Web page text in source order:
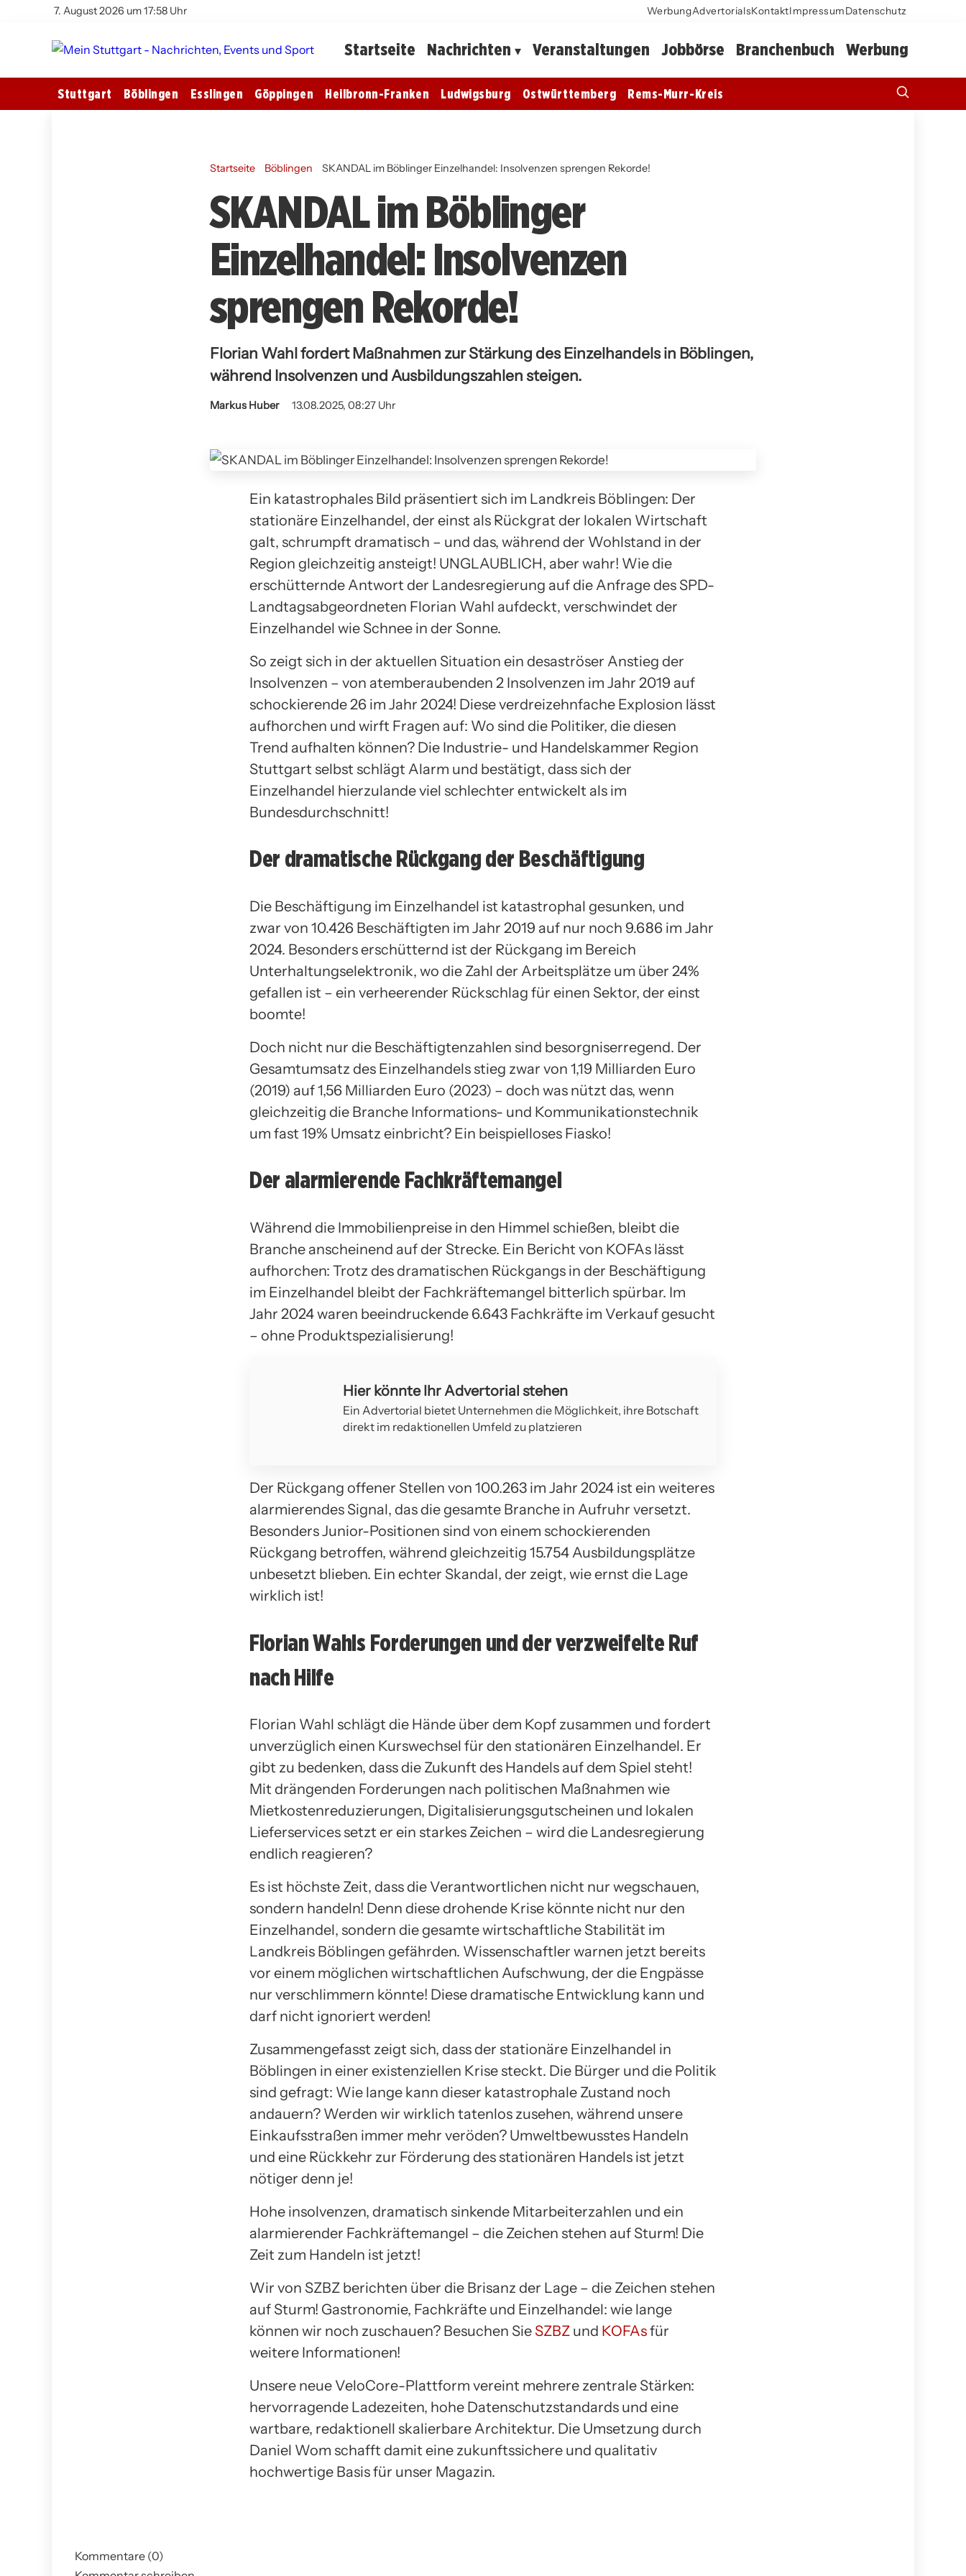
7. August 2026 um 17:58 Uhr WerbungAdvertorialsKontaktImpressumDatenschutz
Startseite Nachrichten Veranstaltungen Jobbörse Branchenbuch Werbung
Stuttgart Böblingen Esslingen Göppingen Heilbronn-Franken Ludwigsburg Ostwürttemberg Rems-Murr-Kreis
Startseite Böblingen SKANDAL im Böblinger Einzelhandel: Insolvenzen sprengen Rekorde!
SKANDAL im Böblinger
Einzelhandel: Insolvenzen
sprengen Rekorde!
Florian Wahl fordert Maßnahmen zur Stärkung des Einzelhandels in Böblingen,
während Insolvenzen und Ausbildungszahlen steigen.
Markus Huber 13.08.2025, 08:27 Uhr
Ein katastrophales Bild präsentiert sich im Landkreis Böblingen: Der
stationäre Einzelhandel, der einst als Rückgrat der lokalen Wirtschaft
galt, schrumpft dramatisch – und das, während der Wohlstand in der
Region gleichzeitig ansteigt! UNGLAUBLICH, aber wahr! Wie die
erschütternde Antwort der Landesregierung auf die Anfrage des SPD-
Landtagsabgeordneten Florian Wahl aufdeckt, verschwindet der
Einzelhandel wie Schnee in der Sonne.
So zeigt sich in der aktuellen Situation ein desaströser Anstieg der
Insolvenzen – von atemberaubenden 2 Insolvenzen im Jahr 2019 auf
schockierende 26 im Jahr 2024! Diese verdreizehnfache Explosion lässt
aufhorchen und wirft Fragen auf: Wo sind die Politiker, die diesen
Trend aufhalten können? Die Industrie- und Handelskammer Region
Stuttgart selbst schlägt Alarm und bestätigt, dass sich der
Einzelhandel hierzulande viel schlechter entwickelt als im
Bundesdurchschnitt!
Der dramatische Rückgang der Beschäftigung
Die Beschäftigung im Einzelhandel ist katastrophal gesunken, und
zwar von 10.426 Beschäftigten im Jahr 2019 auf nur noch 9.686 im Jahr
2024. Besonders erschütternd ist der Rückgang im Bereich
Unterhaltungselektronik, wo die Zahl der Arbeitsplätze um über 24%
gefallen ist – ein verheerender Rückschlag für einen Sektor, der einst
boomte!
Doch nicht nur die Beschäftigtenzahlen sind besorgniserregend. Der
Gesamtumsatz des Einzelhandels stieg zwar von 1,19 Milliarden Euro
(2019) auf 1,56 Milliarden Euro (2023) – doch was nützt das, wenn
gleichzeitig die Branche Informations- und Kommunikationstechnik
um fast 19% Umsatz einbricht? Ein beispielloses Fiasko!
Der alarmierende Fachkräftemangel
Während die Immobilienpreise in den Himmel schießen, bleibt die
Branche anscheinend auf der Strecke. Ein Bericht von KOFAs lässt
aufhorchen: Trotz des dramatischen Rückgangs in der Beschäftigung
im Einzelhandel bleibt der Fachkräftemangel bitterlich spürbar. Im
Jahr 2024 waren beeindruckende 6.643 Fachkräfte im Verkauf gesucht
– ohne Produktspezialisierung!
Hier könnte Ihr Advertorial stehen
Ein Advertorial bietet Unternehmen die Möglichkeit, ihre Botschaft
direkt im redaktionellen Umfeld zu platzieren
Der Rückgang offener Stellen von 100.263 im Jahr 2024 ist ein weiteres
alarmierendes Signal, das die gesamte Branche in Aufruhr versetzt.
Besonders Junior-Positionen sind von einem schockierenden
Rückgang betroffen, während gleichzeitig 15.754 Ausbildungsplätze
unbesetzt blieben. Ein echter Skandal, der zeigt, wie ernst die Lage
wirklich ist!
Florian Wahls Forderungen und der verzweifelte Ruf
nach Hilfe
Florian Wahl schlägt die Hände über dem Kopf zusammen und fordert
unverzüglich einen Kurswechsel für den stationären Einzelhandel. Er
gibt zu bedenken, dass die Zukunft des Handels auf dem Spiel steht!
Mit drängenden Forderungen nach politischen Maßnahmen wie
Mietkostenreduzierungen, Digitalisierungsgutscheinen und lokalen
Lieferservices setzt er ein starkes Zeichen – wird die Landesregierung
endlich reagieren?
Es ist höchste Zeit, dass die Verantwortlichen nicht nur wegschauen,
sondern handeln! Denn diese drohende Krise könnte nicht nur den
Einzelhandel, sondern die gesamte wirtschaftliche Stabilität im
Landkreis Böblingen gefährden. Wissenschaftler warnen jetzt bereits
vor einem möglichen wirtschaftlichen Aufschwung, der die Engpässe
nur verschlimmern könnte! Diese dramatische Entwicklung kann und
darf nicht ignoriert werden!
Zusammengefasst zeigt sich, dass der stationäre Einzelhandel in
Böblingen in einer existenziellen Krise steckt. Die Bürger und die Politik
sind gefragt: Wie lange kann dieser katastrophale Zustand noch
andauern? Werden wir wirklich tatenlos zusehen, während unsere
Einkaufsstraßen immer mehr veröden? Umweltbewusstes Handeln
und eine Rückkehr zur Förderung des stationären Handels ist jetzt
nötiger denn je!
Hohe insolvenzen, dramatisch sinkende Mitarbeiterzahlen und ein
alarmierender Fachkräftemangel – die Zeichen stehen auf Sturm! Die
Zeit zum Handeln ist jetzt!
Wir von SZBZ berichten über die Brisanz der Lage – die Zeichen stehen
auf Sturm! Gastronomie, Fachkräfte und Einzelhandel: wie lange
können wir noch zuschauen? Besuchen Sie SZBZ und KOFAsfür
weitere Informationen!
Unsere neue VeloCore-Plattform vereint mehrere zentrale Stärken:
hervorragende Ladezeiten, hohe Datenschutzstandards und eine
wartbare, redaktionell skalierbare Architektur. Die Umsetzung durch
Daniel Wom schafft damit eine zukunftssichere und qualitativ
hochwertige Basis für unser Magazin.
Kommentare (0)